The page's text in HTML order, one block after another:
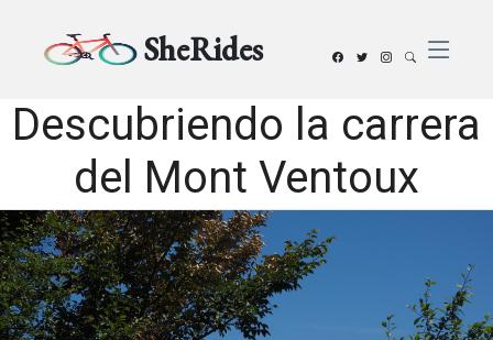
SheRides
Descubriendo la carrera
del Mont Ventoux